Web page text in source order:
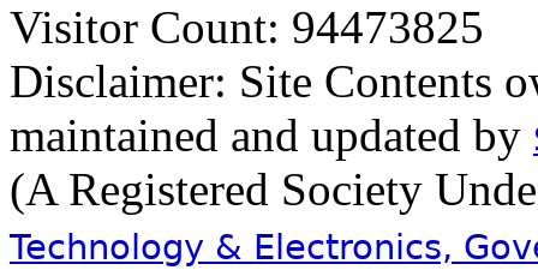
Visitor Count: 94473825
Disclaimer: Site Contents
maintained and updated by
(A Registered Society
Technology & Electronics,